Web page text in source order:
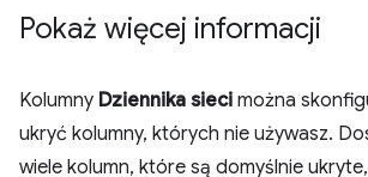
Pokaż więcej informacji
Kolumny Dziennika sieci można
ukryć kolumny, których nie używasz.
wiele kolumn, które są domyślnie